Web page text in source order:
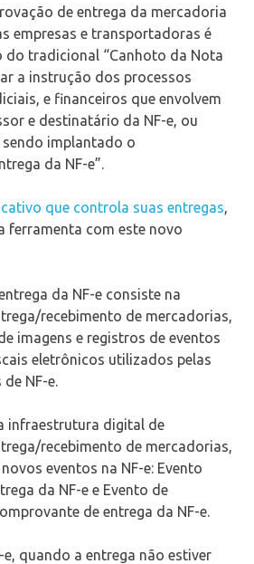
de entrega da mercadoria
empresas e transportadoras é
do tradicional “Canhoto da Nota
a instrução dos processos
e financeiros que envolvem
e destinatário da NF-e, ou
implantado o
da NF-e”.
que controla suas entregas,
ferramenta com este novo
da NF-e consiste na
recebimento de mercadorias,
imagens e registros de eventos
eletrônicos utilizados pelas
NF-e.
infraestrutura digital de
recebimento de mercadorias,
eventos na NF-e: Evento
da NF-e e Evento de
de entrega da NF-e.
quando a entrega não estiver